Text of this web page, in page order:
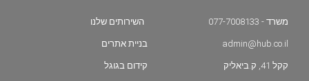
משרד - 077-7008133
admin@hub.co.il
קקל 41, ק.ביאליק
השירותים שלנו
בניית אתרים
קידום בגוגל